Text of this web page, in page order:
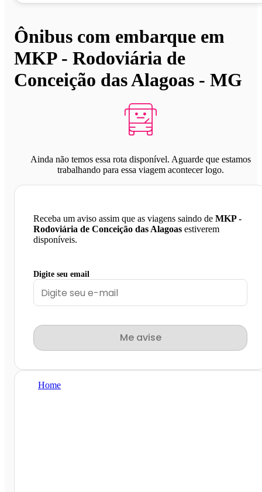
Ônibus com embarque em
MKP - Rodoviária de
Conceição das Alagoas - MG
Ainda não temos essa rota disponível. Aguarde que estamos
trabalhando para essa viagem acontecer logo.
Receba um aviso assim que as viagens saindo de MKP -
Rodoviária de Conceição das Alagoas estiverem
disponíveis.
Digite seu email
Me avise
Home